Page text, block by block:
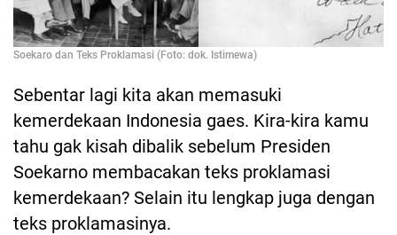
Soekaro dan Teks Proklamasi (Foto: dok. Istimewa)
Sebentar lagi kita akan memasuki
kemerdekaan Indonesia gaes. Kira-kira kamu
tahu gak kisah dibalik sebelum Presiden
Soekarno membacakan teks proklamasi
kemerdekaan? Selain itu lengkap juga dengan
teks proklamasinya.